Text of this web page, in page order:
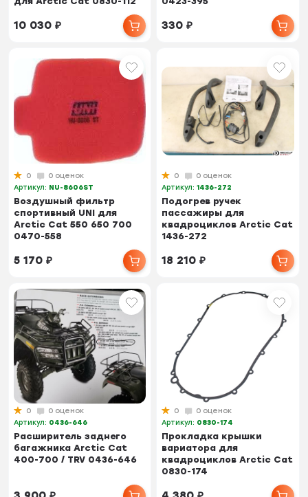
10 030₽ 330₽
0
0 оценок
Артикул: NU-8606ST
Воздушный фильтр
спортивный UNI для
Arctic Cat 550 650 700
0470-558
5 170₽
0
0 оценок
Артикул:1436-272
Подогрев ручек
пассажиры для
квадроциклов Arctic Cat
1436-272
18 210₽
0
0 оценок
Артикул: 0436-646
Расширитель заднего
багажника Arctic Cat
400-700 / TRV 0436-646
0
0 оценок
Артикул: 0830-174
Прокладка крышки
вариатора для
квадроциклов Arctic Cat
0830-174